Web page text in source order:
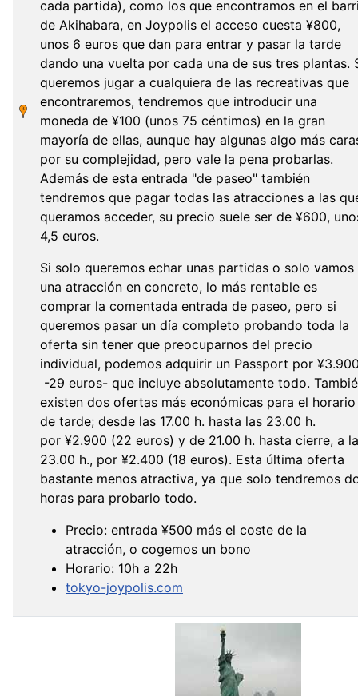
cada partida), como los que encontramos en el
de Akihabara, en Joypolis el acceso cuesta ¥800,
unos 6 euros que dan para entrar y pasar la tarde
dando una vuelta por cada una de sus tres plantas.
queremos jugar a cualquiera de las recreativas que
encontraremos, tendremos que introducir una
moneda de ¥100 (unos 75 céntimos) en la gran
mayoría de ellas, aunque hay algunas algo más
por su complejidad, pero vale la pena probarlas.
Además de esta entrada "de paseo" también
tendremos que pagar todas las atracciones a las
queramos acceder, su precio suele ser de ¥600,
4,5 euros.
Si solo queremos echar unas partidas o solo vamos
una atracción en concreto, lo más rentable es
comprar la comentada entrada de paseo, pero si
queremos pasar un día completo probando toda la
oferta sin tener que preocuparnos del precio
individual, podemos adquirir un Passport por ¥
-29 euros- que incluye absolutamente todo.
existen dos ofertas más económicas para el horario
de tarde; desde las 17.00 h. hasta las 23.00 h.
por ¥2.900 (22 euros) y de 21.00 h. hasta cierre, a
23.00 h., por ¥2.400 (18 euros). Esta última oferta
bastante menos atractiva, ya que solo tendremos
horas para probarlo todo.
Precio: entrada ¥500 más el coste de la
atracción, o cogemos un bono
Horario: 10h a 22h
tokyo-joypolis.com